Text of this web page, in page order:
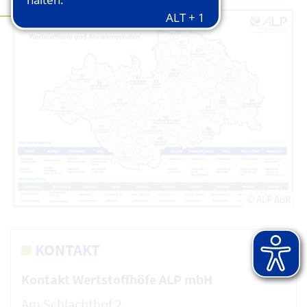
KONTAKT